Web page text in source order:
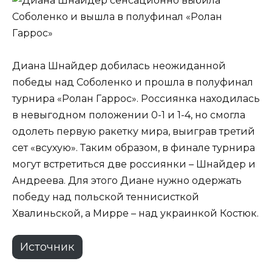
Диана Шнайдер добилась неожиданной
победы над Соболенко и прошла в полуфинал
турнира «Ролан Гаррос». Россиянка находилась
в невыгодном положении 0-1 и 1-4, но смогла
одолеть первую ракетку мира, выиграв третий
сет «всухую». Таким образом, в финале турнира
могут встретиться две россиянки – Шнайдер и
Андреева. Для этого Диане нужно одержать
победу над польской теннисисткой
Хвалиньской, а Мирре – над украинкой Костюк.
Источник